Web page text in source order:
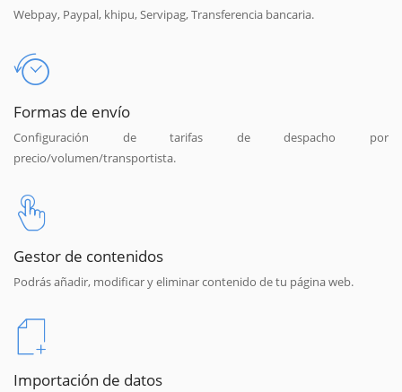
Webpay, Paypal, khipu, Servipag, Transferencia bancaria.
Formas de envío
Configuración de tarifas de despacho por
precio/volumen/transportista.
Gestor de contenidos
Podrás añadir, modificar y eliminar contenido de tu página web.
Importación de datos